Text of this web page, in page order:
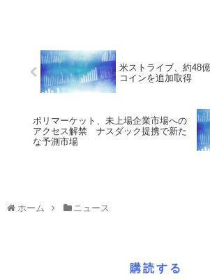
米ストライブ、約48
コインを追加取得
ポリマーケット、未上場企業市場への
アクセス解禁 ナスダック提携で新た
な予測市場
ホーム ニュース
購読する